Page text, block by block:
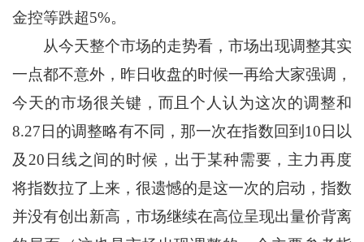
金控等跌超5%。
从今天整个市场的走势看，市场出现调整其实
一点都不意外，昨日收盘的时候一再给大家强调，
今天的市场很关键，而且个人认为这次的调整和
8.27日的调整略有不同，那一次在指数回到10日以
及20日线之间的时候，出于某种需要，主力再度
将指数拉了上来，很遗憾的是这一次的启动，指数
并没有创出新高，市场继续在高位呈现出量价背离